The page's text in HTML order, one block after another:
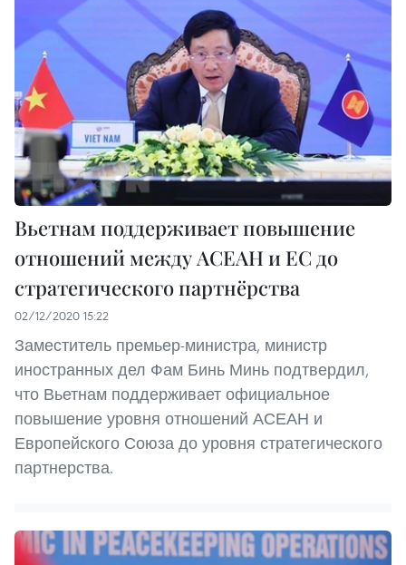
Вьетнам поддерживает повышение
отношений между АСЕАН и ЕС до
стратегического партнёрства
02/12/2020 15:22
Заместитель премьер-министра, министр
иностранных дел Фам Бинь Минь подтвердил,
что Вьетнам поддерживает официальное
повышение уровня отношений АСЕАН и
Европейского Союза до уровня стратегического
партнерства.